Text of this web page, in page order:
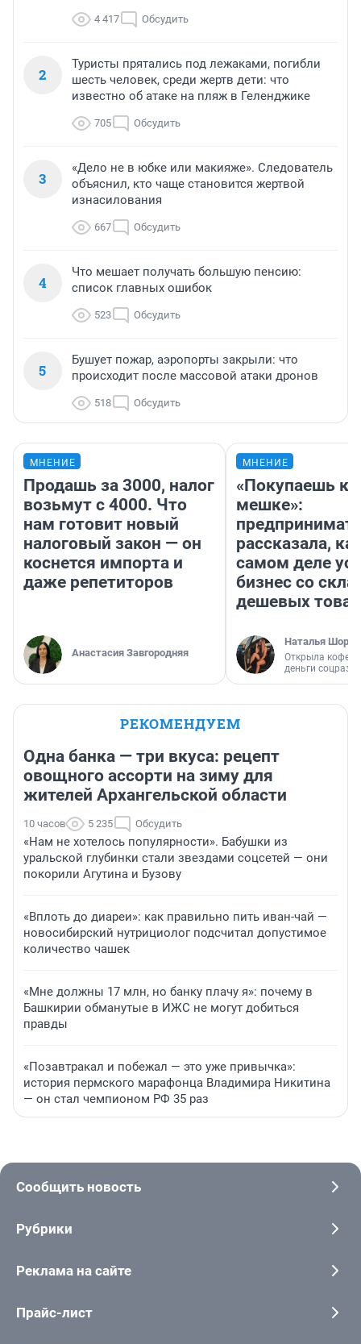
4 417 Обсудить
2
Туристы прятались под лежаками, погибли
шесть человек, среди жертв дети: что
известно об атаке на пляж в Геленджике
705 Обсудить
3
«Дело не в юбке или макияже». Следователь
объяснил, кто чаще становится жертвой
изнасилования
667 Обсудить
4
Что мешает получать большую пенсию:
список главных ошибок
523 Обсудить
5
Бушует пожар, аэропорты закрыли: что
происходит после массовой атаки дронов
518 Обсудить
МНЕНИЕ
Продашь за 3000, налог
возьмут с 4000. Что
нам готовит новый
налоговый закон — он
коснется импорта и
даже репетиторов
Анастасия Завгородняя
МНЕНИЕ
«Покупаешь
мешке»:
рассказала,
самом деле
бизнес со
дешевых
Наталья
Открыла
деньги
РЕКОМЕНДУЕМ
Одна банка — три вкуса: рецепт
овощного ассорти на зиму для
жителей Архангельской области
10 часов 5 235 Обсудить
«Нам не хотелось популярности». Бабушки из
уральской глубинки стали звездами соцсетей — они
покорили Агутина и Бузову
«Вплоть до диареи»: как правильно пить иван-чай —
новосибирский нутрициолог подсчитал допустимое
количество чашек
«Мне должны 17 млн, но банку плачу я»: почему в
Башкирии обманутые в ИЖС не могут добиться
правды
«Позавтракал и побежал — это уже привычка»:
история пермского марафонца Владимира Никитина
— он стал чемпионом РФ 35 раз
Сообщить новость
Рубрики
Реклама на сайте
Прайс-лист